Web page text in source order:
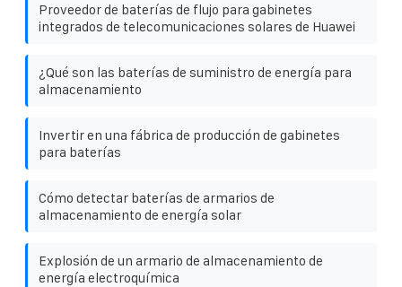
Proveedor de baterías de flujo para gabinetes
integrados de telecomunicaciones solares de Huawei
¿Qué son las baterías de suministro de energía para
almacenamiento
Invertir en una fábrica de producción de gabinetes
para baterías
Cómo detectar baterías de armarios de
almacenamiento de energía solar
Explosión de un armario de almacenamiento de
energía electroquímica